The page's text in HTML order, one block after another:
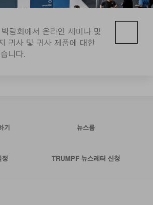
람회에서 온라인 세미나 및
귀사 및 귀사 제품에 대한
니다.
기 뉴스룸
정 TRUMPF 뉴스레터 신청